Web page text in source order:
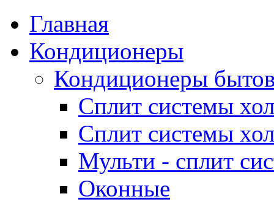
Главная
Кондиционеры
Кондиционеры
Сплит системы
Сплит системы
Мульти - сплит
Оконные